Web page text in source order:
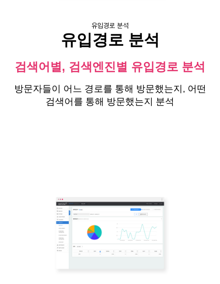
유입경로 분석
유입경로 분석
검색어별, 검색엔진별 유입경로 분석
방문자들이 어느 경로를 통해 방문했는지, 어떤
검색어를 통해 방문했는지 분석